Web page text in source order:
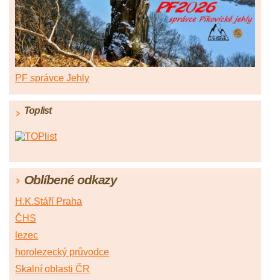
PF správce Jehly
Toplist
Oblíbené odkazy
H.K.Stáří Praha
ČHS
lezec
horolezecký průvodce
Skalní oblasti ČR